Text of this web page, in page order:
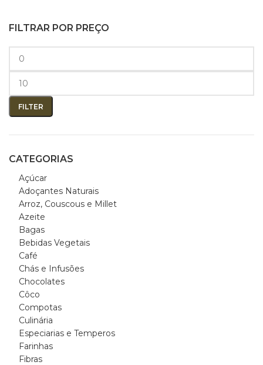
FILTRAR POR PREÇO
FILTER
CATEGORIAS
Açúcar
Adoçantes Naturais
Arroz, Couscous e Millet
Azeite
Bagas
Bebidas Vegetais
Café
Chás e Infusões
Chocolates
Côco
Compotas
Culinária
Especiarias e Temperos
Farinhas
Fibras